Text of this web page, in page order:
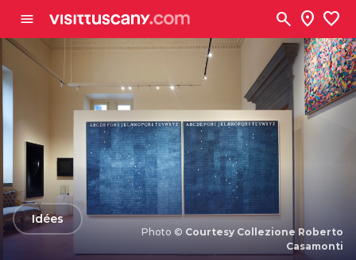
menu search location_on favorite
Photo © Courtesy Collezione Roberto
Casamonti
arrow_backIdées